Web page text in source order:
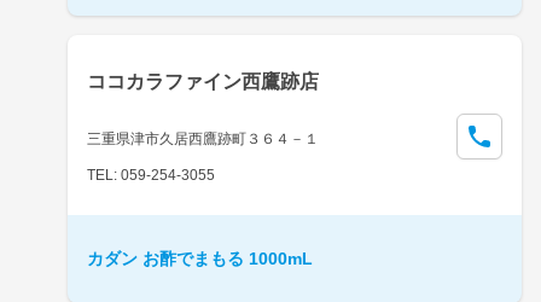
ココカラファイン西鷹跡店
三重県津市久居西鷹跡町３６４－１
TEL: 059-254-3055
カダン お酢でまもる 1000mL